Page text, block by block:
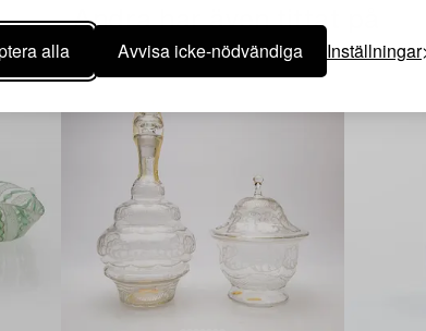
alla Avvisa icke-nödvändiga Inställningar
Andra har även tittat på